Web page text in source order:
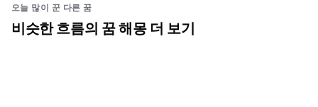
오늘 많이 꾼 다른 꿈
비슷한 흐름의 꿈 해몽 더 보기